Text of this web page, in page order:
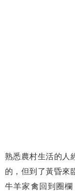
熟悉農村生活的人
的，但到了黃昏來
牛羊家禽回到圈